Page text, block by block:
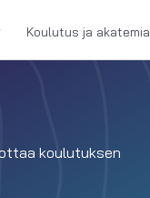
Koulutus ja
koulutuksen